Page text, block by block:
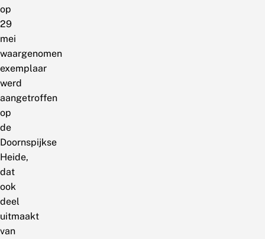
op
29
mei
waargenomen
exemplaar
werd
aangetroffen
op
de
Doornspijkse
Heide,
dat
ook
deel
uitmaakt
van